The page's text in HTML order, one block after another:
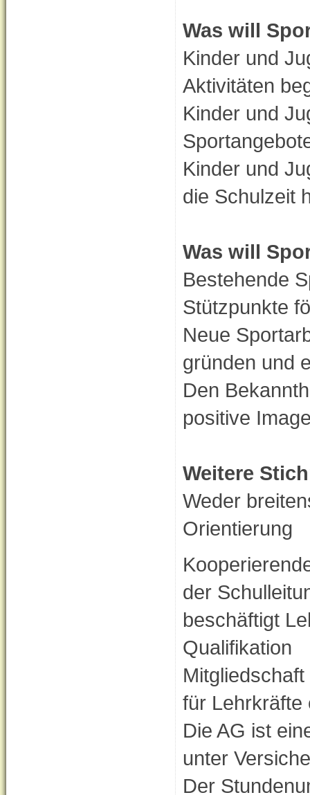
Was will
Kinder und
Aktivitäten
Kinder und
Kinder und
die Schulzeit
Was will
Bestehende
Stützpunkte
Neue
gründen und
Den
positive
Weitere
Weder
Orientierung
der
beschäftigt
Qualifikation
für Lehrkräfte
Die AG ist
unter
Der